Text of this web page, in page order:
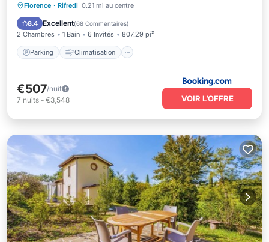
Florence · Rifredi 0.21 mi au centre
8.4 Excellent(68 Commentaires)
2 Chambres 1 Bain 6 Invités 807.29 pi²
Parking Climatisation
Parking Climatisation
Animaux acceptés
€507/nuit
7 nuits - €3,548 VOIR L’OFFRE